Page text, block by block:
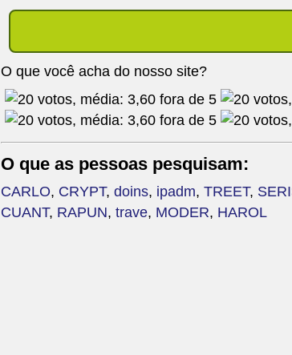
O que você acha do nosso site?
O que as pessoas pesquisam:
CARLO, CRYPT, doins, ipadm, TREET,
CUANT, RAPUN, trave, MODER, HAROL